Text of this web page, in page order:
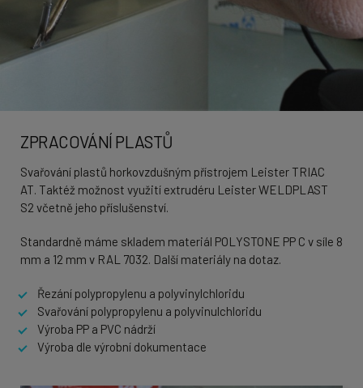
ZPRACOVÁNÍ PLASTŮ
Svařování plastů horkovzdušným přístrojem Leister TRIAC
AT. Taktéž možnost využití extrudéru Leister WELDPLAST
S2 včetně jeho příslušenství.
Standardně máme skladem materiál POLYSTONE PP C v síle 8
mm a 12 mm v RAL 7032. Další materiály na dotaz.
Řezání polypropylenu a polyvinylchloridu
Svařování polypropylenu a polyvinulchloridu
Výroba PP a PVC nádrží
Výroba dle výrobní dokumentace